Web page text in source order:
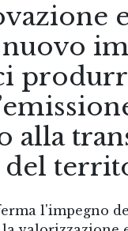
alla
del
l'impegno